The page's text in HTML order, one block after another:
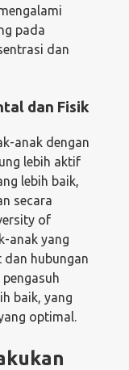
pada
dan
dan Fisik
anak dengan
lebih aktif
lebih baik,
secara
of
anak yang
hubungan
baik, yang
optimal.